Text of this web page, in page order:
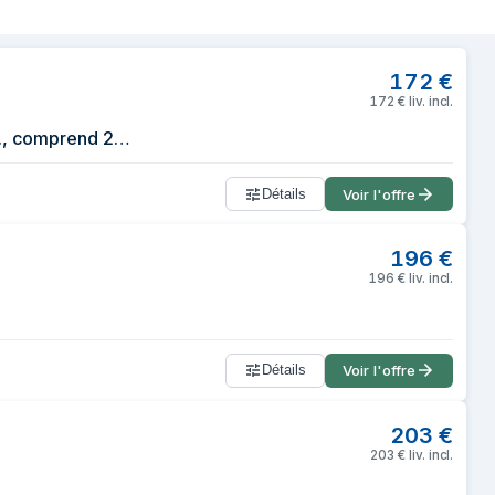
sous vide 900 mbar Noir, Argent
172 €
172 € liv. incl.
Laica VT3240 XPro Machine d'emballage sous vide professionnelle 22L/Min., comprend 2 rouleaux de 28 x 600 cm.
Détails Voir l'offre
196 €
196 € liv. incl.
Détails Voir l'offre
203 €
203 € liv. incl.